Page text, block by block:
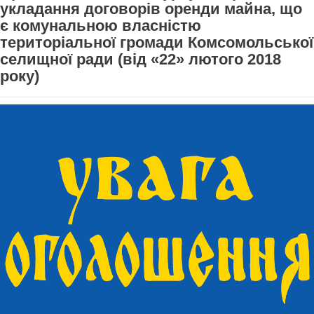
укладання договорів оренди майна, що
є комунальною власністю
територіальної громади Комсомольської
селищної ради (від «22» лютого 2018
року)